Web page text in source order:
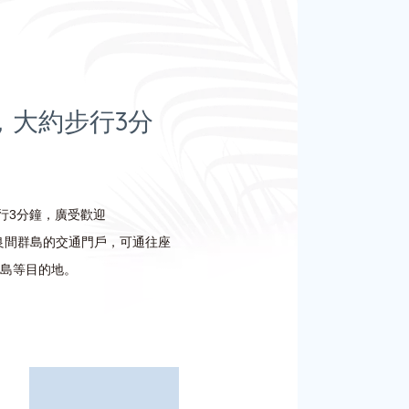
大約步行3分
3分鐘，廣受歡迎
間群島的交通門戶，可通往座
等目的地。